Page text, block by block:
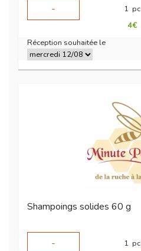
-
1 pc
4€
Réception souhaitée le
Shampoings solides 60 g
-
1 pc